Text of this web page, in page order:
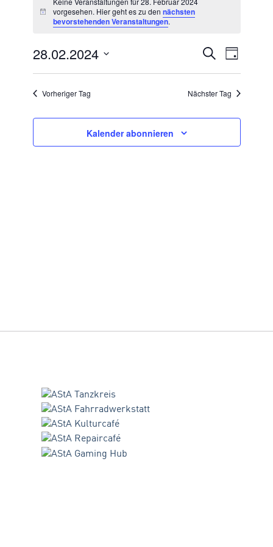
für
28.
Februar
2024
Hinweisvorgesehen. Hier geht es zu dennächsten
bevorstehenden Veranstaltungen.
SUCHE
UND
Suche
Tag
28.02.2024
Vorheriger Tag Nächster Tag
Kalender abonnieren